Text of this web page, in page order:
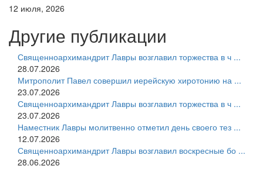
12 июля, 2026
Другие публикации
Священноархимандрит Лавры возглавил торжества в ч ...
28.07.2026
Митрополит Павел совершил иерейскую хиротонию на ...
23.07.2026
Священноархимандрит Лавры возглавил торжества в ч ...
23.07.2026
Наместник Лавры молитвенно отметил день своего тез ...
12.07.2026
Священноархимандрит Лавры возглавил воскресные бо ...
28.06.2026